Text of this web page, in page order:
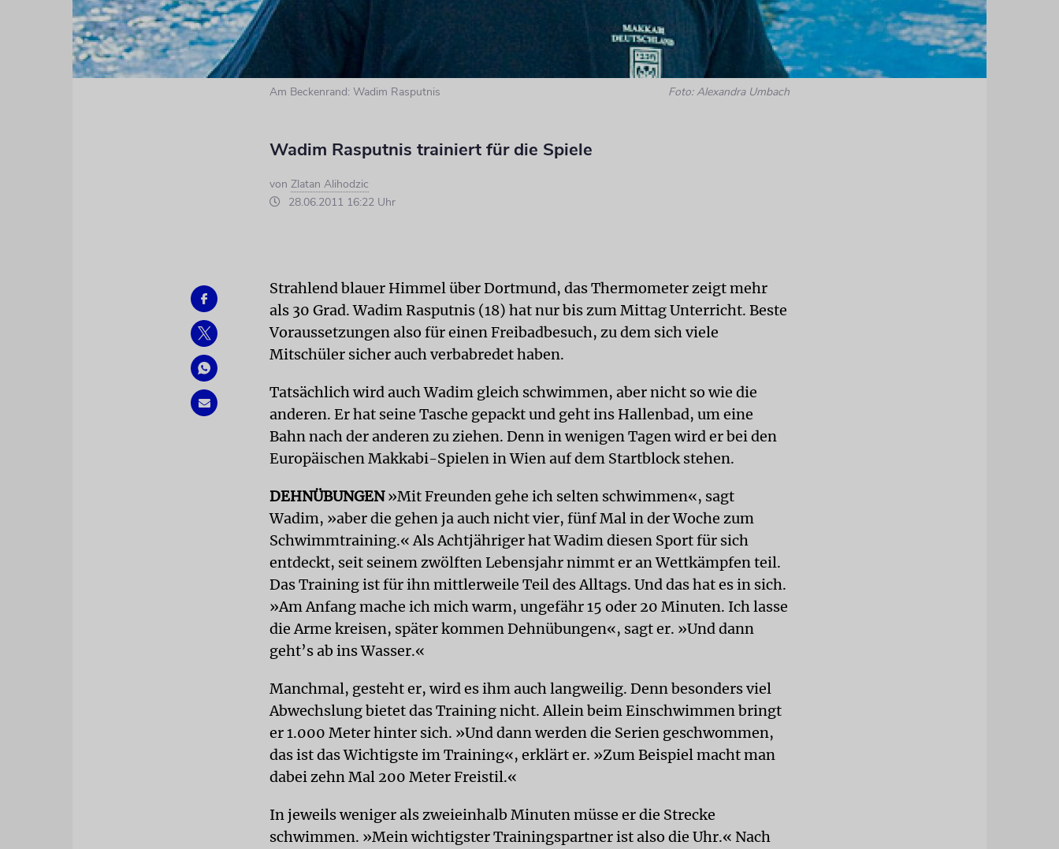
Am Beckenrand: Wadim Rasputnis Foto: Alexandra Umbach
Wadim Rasputnis trainiert für die Spiele
von Zlatan Alihodzic
28.06.2011 16:22 Uhr
Strahlend blauer Himmel über Dortmund, das Thermometer zeigt mehr
als 30 Grad. Wadim Rasputnis (18) hat nur bis zum Mittag Unterricht. Beste
Voraussetzungen also für einen Freibadbesuch, zu dem sich viele
Mitschüler sicher auch verbabredet haben.
Tatsächlich wird auch Wadim gleich schwimmen, aber nicht so wie die
anderen. Er hat seine Tasche gepackt und geht ins Hallenbad, um eine
Bahn nach der anderen zu ziehen. Denn in wenigen Tagen wird er bei den
Europäischen Makkabi-Spielen in Wien auf dem Startblock stehen.
DEHNÜBUNGEN»Mit Freunden gehe ich selten schwimmen«, sagt
Wadim, »aber die gehen ja auch nicht vier, fünf Mal in der Woche zum
Schwimmtraining.« Als Achtjähriger hat Wadim diesen Sport für sich
entdeckt, seit seinem zwölften Lebensjahr nimmt er an Wettkämpfen teil.
Das Training ist für ihn mittlerweile Teil des Alltags. Und das hat es in sich.
»Am Anfang mache ich mich warm, ungefähr 15 oder 20 Minuten. Ich lasse
die Arme kreisen, später kommen Dehnübungen«, sagt er. »Und dann
geht’s ab ins Wasser.«
Manchmal, gesteht er, wird es ihm auch langweilig. Denn besonders viel
Abwechslung bietet das Training nicht. Allein beim Einschwimmen bringt
er 1.000 Meter hinter sich. »Und dann werden die Serien geschwommen,
das ist das Wichtigste im Training«, erklärt er. »Zum Beispiel macht man
dabei zehn Mal 200 Meter Freistil.«
In jeweils weniger als zweieinhalb Minuten müsse er die Strecke
schwimmen. »Mein wichtigster Trainingspartner ist also die Uhr.« Nach